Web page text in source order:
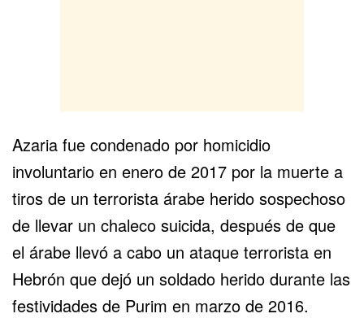
Azaria fue condenado por homicidio
involuntario en enero de 2017 por la muerte a
tiros de un terrorista árabe herido sospechoso
de llevar un chaleco suicida, después de que
el árabe llevó a cabo un ataque terrorista en
Hebrón que dejó un soldado herido durante las
festividades de Purim en marzo de 2016.